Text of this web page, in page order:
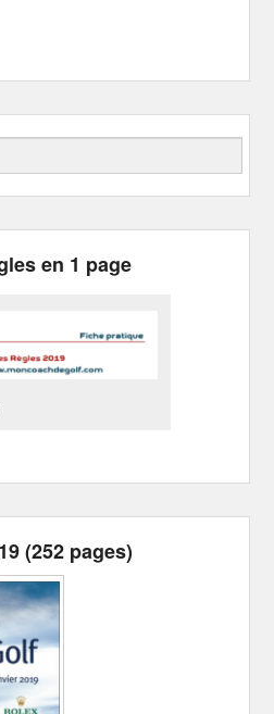
en 1 page
(252 pages)